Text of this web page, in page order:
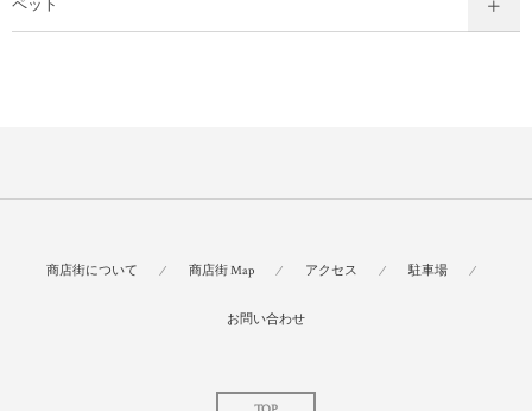
ペット
商店街について 商店街 Map アクセス 駐車場
お問い合わせ